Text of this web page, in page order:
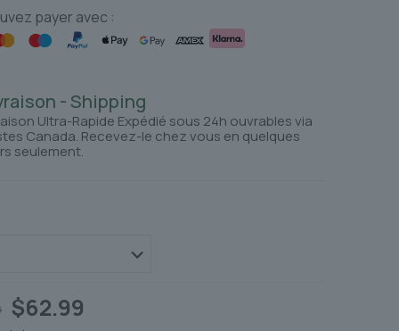
$52.99
à
$62.99
payer avec :
- Shipping
Ultra-Rapide Expédié sous 24h ouvrables via
Canada. Recevez-le chez vous en quelques
seulement.
Le
$62.99